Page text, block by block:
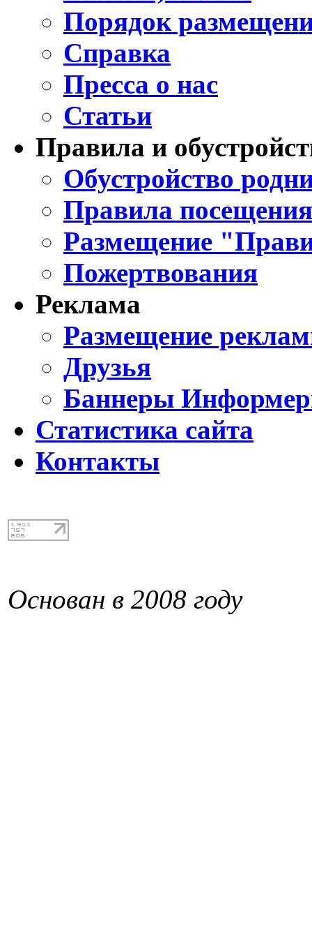
Порядок
Справка
Пресса о нас
Статьи
Правила и
Обустройство
Правила
Размещение
Пожертвования
Реклама
Размещение
Друзья
Баннеры
Статистика сайта
Контакты
Основан в 2008 году